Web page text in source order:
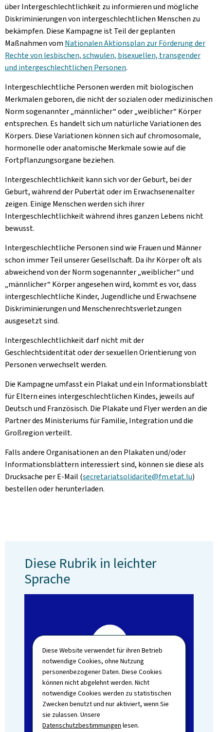
Diese Website verwendet für ihren Betrieb
notwendige Cookies, ohne Nutzung
personenbezogener Daten. Diese Cookies
können nicht abgelehnt werden. Nicht
notwendige Cookies werden zu statistischen
Zwecken benutzt und nur aktiviert, wenn Sie
sie zulassen. Unsere
Datenschutzbestimmungen lesen.
über Intergeschlechtlichkeit zu informieren und mögliche
Diskriminierungen von intergeschlechtlichen Menschen zu
bekämpfen. Diese Kampagne ist Teil der geplanten
Maßnahmen vom Nationalen Aktionsplan zur Förderung der
Rechte von lesbischen, schwulen, bisexuellen, transgender
und intergeschlechtlichen Personen.
Intergeschlechtliche Personen werden mit biologischen
Merkmalen geboren, die nicht der sozialen oder medizinischen
Norm sogenannter „männlicher“ oder „weiblicher“ Körper
entsprechen. Es handelt sich um natürliche Variationen des
Körpers. Diese Variationen können sich auf chromosomale,
hormonelle oder anatomische Merkmale sowie auf die
Fortpflanzungsorgane beziehen.
Intergeschlechtlichkeit kann sich vor der Geburt, bei der
Geburt, während der Pubertät oder im Erwachsenenalter
zeigen. Einige Menschen werden sich ihrer
Intergeschlechtlichkeit während ihres ganzen Lebens nicht
bewusst.
Intergeschlechtliche Personen sind wie Frauen und Männer
schon immer Teil unserer Gesellschaft. Da ihr Körper oft als
abweichend von der Norm sogenannter „weiblicher“ und
„männlicher“ Körper angesehen wird, kommt es vor, dass
intergeschlechtliche Kinder, Jugendliche und Erwachsene
Diskriminierungen und Menschenrechtsverletzungen
ausgesetzt sind.
Intergeschlechtlichkeit darf nicht mit der
Geschlechtsidentität oder der sexuellen Orientierung von
Personen verwechselt werden.
Die Kampagne umfasst ein Plakat und ein Informationsblatt
für Eltern eines intergeschlechtlichen Kindes, jeweils auf
Deutsch und Französisch. Die Plakate und Flyer werden an die
Partner des Ministeriums für Familie, Integration und die
Großregion verteilt.
Falls andere Organisationen an den Plakaten und/oder
Informationsblättern interessiert sind, können sie diese als
Drucksache per E-Mail (secretariatsolidarite@fm.etat.lu)
bestellen oder herunterladen.
Diese Rubrik in leichter
Sprache